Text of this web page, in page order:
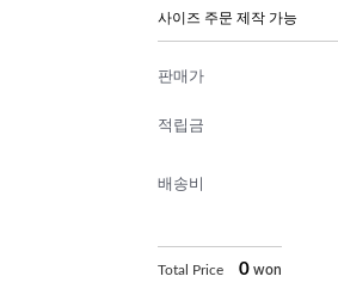
사이즈 주문 제작 가능
판매가
적립금
배송비
Total Price 0 won